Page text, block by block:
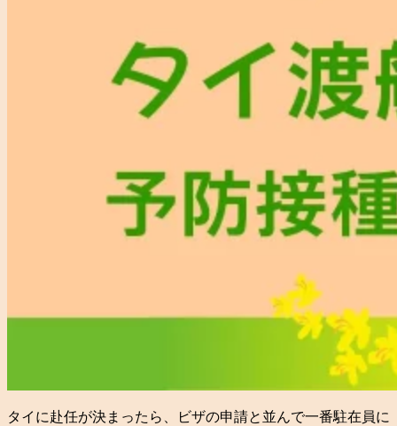
タイに赴任が決まったら、ビザの申請と並んで一番駐在員に